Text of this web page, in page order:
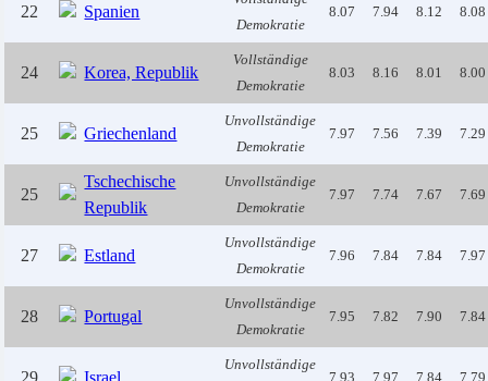
22 Spanien
Demokratie
8.07 7.94 8.12 8.08
24 Korea, Republik
Vollständige
Demokratie
8.03 8.16 8.01 8.00
25 Griechenland
Unvollständige
Demokratie
7.97 7.56 7.39 7.29
25
Tschechische
Republik
Unvollständige
Demokratie
7.97 7.74 7.67 7.69
27 Estland
Unvollständige
Demokratie
7.96 7.84 7.84 7.97
28 Portugal
Unvollständige
Demokratie
7.95 7.82 7.90 7.84
Unvollständige
7.93 7.97 7.84 7.79